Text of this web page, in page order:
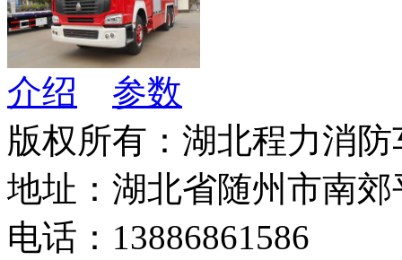
介绍
参数
版权所有：湖北程力消
地址：湖北省随州市南
电话：13886861586